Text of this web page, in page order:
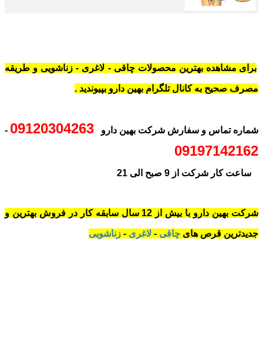
برای مشاهده بهترین محصولات چاقی - لاغری - زناشویی و طریقه
مصرف صحیح به کانال تلگرام بهین دارو بپیوندید .
شماره تماس و سفارش شرکت بهین دارو 09120304263
-
09197142162
ساعت کار شرکت از 9 صبح الی 21
شرکت بهین دارو با بیش از 12 سال سابقه کار در فروش بهترین و
جدیدترین قرص های چاقی - لاغری - زناشویی